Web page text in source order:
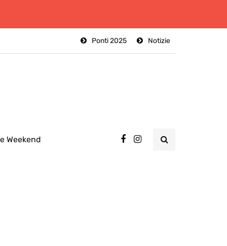
Notizie
Ponti 2025
Weekend